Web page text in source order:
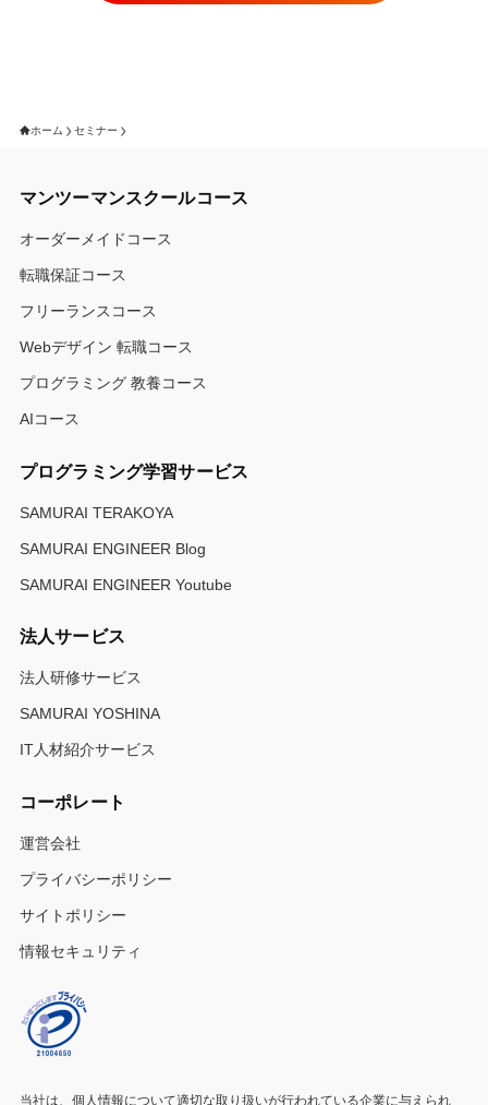
ホーム セミナー
マンツーマンスクールコース
オーダーメイドコース
転職保証コース
フリーランスコース
Webデザイン 転職コース
プログラミング 教養コース
AIコース
プログラミング学習サービス
SAMURAI TERAKOYA
SAMURAI ENGINEER Blog
SAMURAI ENGINEER Youtube
法人サービス
法人研修サービス
SAMURAI YOSHINA
IT人材紹介サービス
コーポレート
運営会社
プライバシーポリシー
サイトポリシー
情報セキュリティ
当社は、個人情報について適切な取り扱いが行われている企業に与えられ